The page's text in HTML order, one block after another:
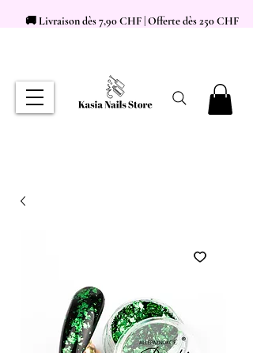
🚚 Livraison dès 7,90 CHF | Offerte dès 250 CHF